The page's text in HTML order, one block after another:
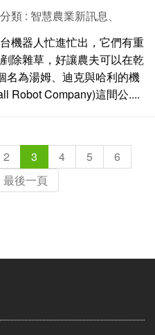
分類 : 智慧農業新訊息、
機器人忙進忙出，它們有重
除雜草，好讓農夫可以在乾
名為湯姆、迪克與哈利的機
Robot Company)這間公....
2 3 4 5
6
最後一頁